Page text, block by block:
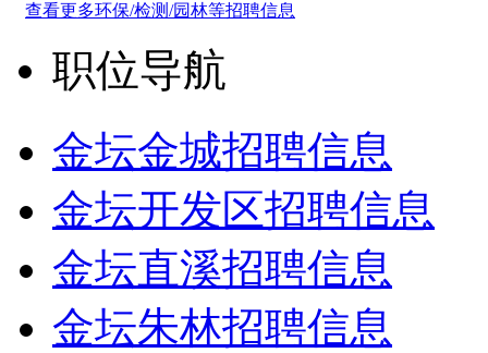
查看更多环保/检测/园林等招聘信息
职位导航
金坛金城招聘信息
金坛开发区招聘信息
金坛直溪招聘信息
金坛朱林招聘信息